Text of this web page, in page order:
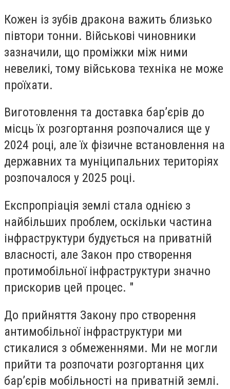
Кожен із зубів дракона важить близько
півтори тонни. Військові чиновники
зазначили, що проміжки між ними
невеликі, тому військова техніка не може
проїхати.
Виготовлення та доставка бар’єрів до
місць їх розгортання розпочалися ще у
2024 році, але їх фізичне встановлення на
державних та муніципальних територіях
розпочалося у 2025 році.
Експропріація землі стала однією з
найбільших проблем, оскільки частина
інфраструктури будується на приватній
власності, але Закон про створення
протимобільної інфраструктури значно
прискорив цей процес. "
До прийняття Закону про створення
антимобільної інфраструктури ми
стикалися з обмеженнями. Ми не могли
прийти та розпочати розгортання цих
бар’єрів мобільності на приватній землі.